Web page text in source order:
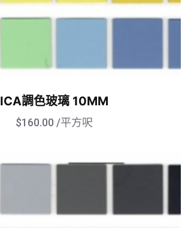
ICA調色玻璃 10MM
$160.00 /平方呎